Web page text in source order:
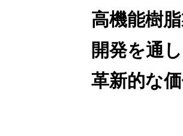
高機能樹
開発を通し
革新的な